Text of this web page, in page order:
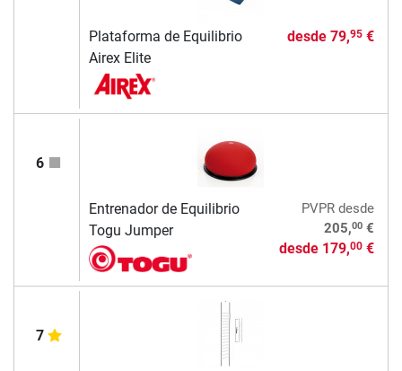
Plataforma de Equilibrio
Airex Elite
desde 79,95€
6
Entrenador de Equilibrio
Togu Jumper
PVPRdesde
205,00€
desde 179,00€
7